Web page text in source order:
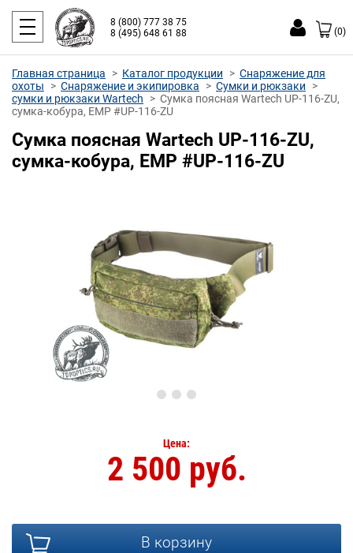
8 (800) 777 38 75
8 (495) 648 61 88
(0)
Главная страница Каталог продукции
Снаряжение для
охоты
Снаряжение и экипировка
Сумки и рюкзаки
сумки и рюкзаки Wartech
Сумка поясная Wartech UP-116-ZU,
сумка-кобура, ЕМР #UP-116-ZU
Сумка поясная Wartech UP-116-ZU,
сумка-кобура, ЕМР #UP-116-ZU
Цена:
2 500 руб.
В корзину